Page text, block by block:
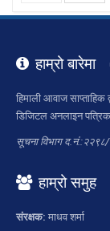
हाम्रो बारेमा
हिमाली आवाज साप्ताहिक
डिजिटल अनलाइन
सूचना विभाग
हाम्रो समुह
संरक्षक: माधव शर्मा